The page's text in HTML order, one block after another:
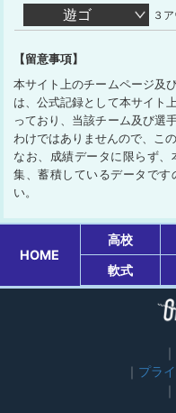
遊ゴ ３
【留意事項】
本サイト上のチームページ及
は、公式記録として本サイト
っており、当該チーム及び選
わけではありませんので、こ
なお、成績データに限らず
集、蓄積しているデータです
い。
HOME
高校
軟式
プラ